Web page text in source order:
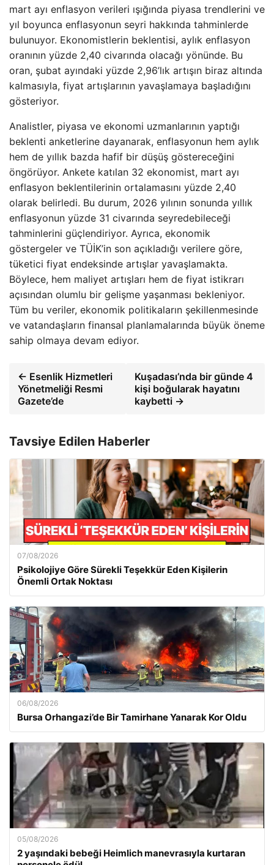
mart ayı enflasyon verileri ışığında piyasa trendlerini ve
yıl boyunca enflasyonun seyri hakkında tahminlerde
bulunuyor. Ekonomistlerin beklentisi, aylık enflasyon
oranının yüzde 2,40 civarında olacağı yönünde. Bu
oran, şubat ayındaki yüzde 2,96’lık artışın biraz altında
kalmasıyla, fiyat artışlarının yavaşlamaya başladığını
gösteriyor.
Analistler, piyasa ve ekonomi uzmanlarının yaptığı
beklenti anketlerine dayanarak, enflasyonun hem aylık
hem de yıllık bazda hafif bir düşüş göstereceğini
öngörüyor. Ankete katılan 32 ekonomist, mart ayı
enflasyon beklentilerinin ortalamasını yüzde 2,40
olarak belirledi. Bu durum, 2026 yılının sonunda yıllık
enflasyonun yüzde 31 civarında seyredebileceği
tahminlerini güçlendiriyor. Ayrıca, ekonomik
göstergeler ve TÜİK’in son açıkladığı verilere göre,
tüketici fiyat endeksinde artışlar yavaşlamakta.
Böylece, hem maliyet artışları hem de fiyat istikrarı
açısından olumlu bir gelişme yaşanması bekleniyor.
Tüm bu veriler, ekonomik politikaların şekillenmesinde
ve vatandaşların finansal planlamalarında büyük öneme
sahip olmaya devam ediyor.
← Esenlik Hizmetleri
Yönetmeliği Resmi
Gazete’de
Kuşadası’nda bir günde 4
kişi boğularak hayatını
kaybetti →
Tavsiye Edilen Haberler
07/08/2026
Psikolojiye Göre Sürekli Teşekkür Eden Kişilerin
Önemli Ortak Noktası
06/08/2026
Bursa Orhangazi’de Bir Tamirhane Yanarak Kor Oldu
05/08/2026
2 yaşındaki bebeği Heimlich manevrasıyla kurtaran